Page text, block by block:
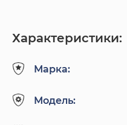
Характеристики:
Марка:
Модель: